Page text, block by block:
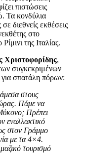
πιστώσεις
Τα κονδύλια
διεθνείς εκθέσεις
στο
της Ιταλίας.
Χριστοφορίδης,
συγκεκριμένων
σπατάλη πόρων:
στους
Πάμε να
Πρέπει
εναλλακτικό
στον Γράμμο
με τα 4×4.
τουρισμό